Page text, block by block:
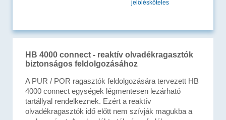
jelölésköteles
HB 4000 connect - reaktív olvadékragasztók
biztonságos feldolgozásához
A PUR / POR ragasztók feldolgozására tervezett HB
4000 connect egységek légmentesen lezárható
tartállyal rendelkeznek. Ezért a reaktív
olvadékragasztók idő előtt nem szívják magukba a